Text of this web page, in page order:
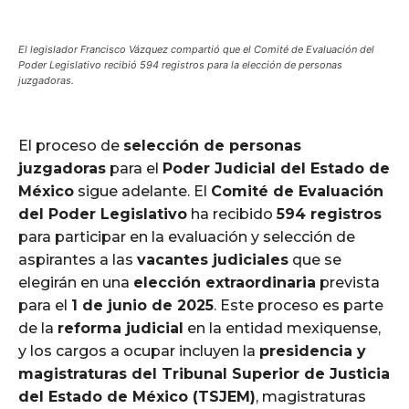
El legislador Francisco Vázquez compartió que el Comité de Evaluación del
Poder Legislativo recibió 594 registros para la elección de personas
juzgadoras.
El proceso de selección de personas
juzgadoras para el Poder Judicial del Estado de
México sigue adelante. El Comité de Evaluación
del Poder Legislativo ha recibido594 registros
para participar en la evaluación y selección de
aspirantes a las vacantes judiciales que se
elegirán en una elección extraordinaria prevista
para el 1 de junio de 2025. Este proceso es parte
de la reforma judicial en la entidad mexiquense,
y los cargos a ocupar incluyen la presidencia y
magistraturas del Tribunal Superior de Justicia
del Estado de México (TSJEM), magistraturas